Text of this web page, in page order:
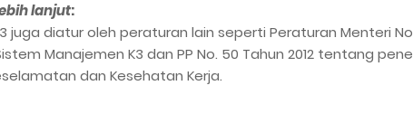
lanjut:
juga diatur oleh peraturan lain seperti Peraturan Menteri
Manajemen K3 dan PP No. 50 Tahun 2012 tentang
dan Kesehatan Kerja.